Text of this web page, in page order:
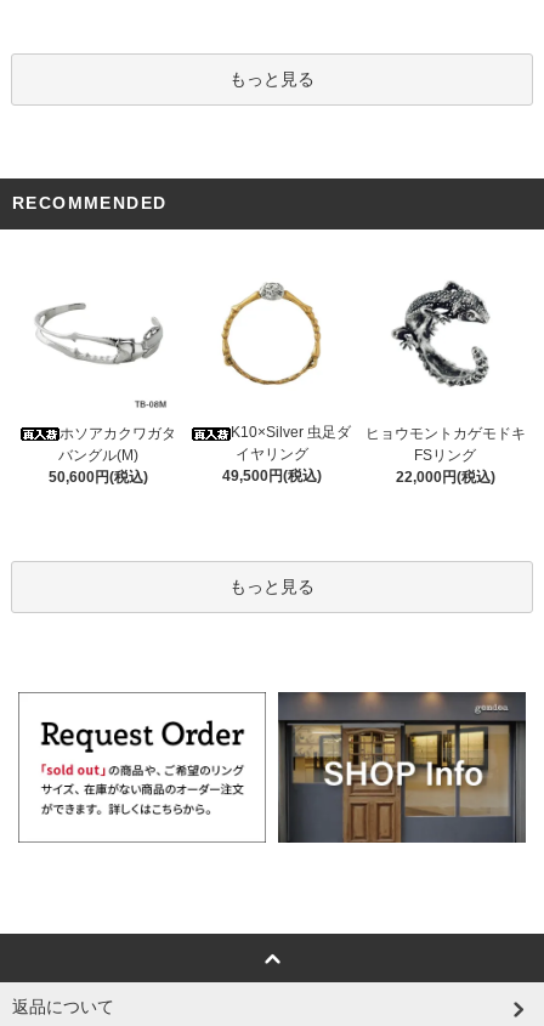
もっと見る
RECOMMENDED
ホソアカクワガタ
バングル(M)
50,600円(税込)
K10×Silver 虫足ダ
イヤリング
49,500円(税込)
ヒョウモントカゲモドキ
FSリング
22,000円(税込)
もっと見る
返品について